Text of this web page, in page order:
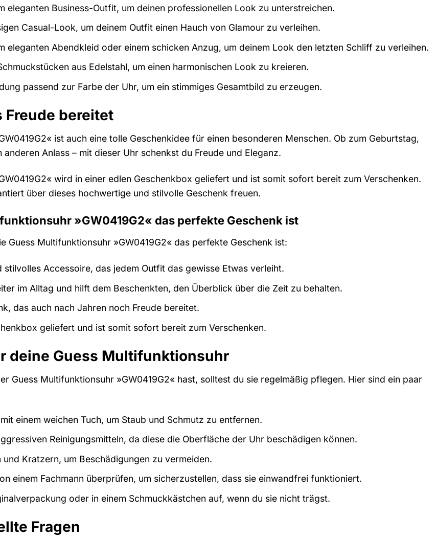
eleganten Business-Outfit, um deinen professionellen Look zu unterstreichen.
Casual-Look, um deinem Outfit einen Hauch von Glamour zu verleihen.
eleganten Abendkleid oder einem schicken Anzug, um deinem Look den letzten Schliff zu verleihen.
aus Edelstahl, um einen harmonischen Look zu kreieren.
passend zur Farbe der Uhr, um ein stimmiges Gesamtbild zu erzeugen.
Freude bereitet
ist auch eine tolle Geschenkidee für einen besonderen Menschen. Ob zum Geburtstag,
Anlass – mit dieser Uhr schenkst du Freude und Eleganz.
wird in einer edlen Geschenkbox geliefert und ist somit sofort bereit zum Verschenken.
über dieses hochwertige und stilvolle Geschenk freuen.
»GW0419G2« das perfekte Geschenk ist
Guess Multifunktionsuhr »GW0419G2« das perfekte Geschenk ist:
stilvolles Accessoire, das jedem Outfit das gewisse Etwas verleiht.
im Alltag und hilft dem Beschenkten, den Überblick über die Zeit zu behalten.
das auch nach Jahren noch Freude bereitet.
geliefert und ist somit sofort bereit zum Verschenken.
deine Guess Multifunktionsuhr
Guess Multifunktionsuhr »GW0419G2« hast, solltest du sie regelmäßig pflegen. Hier sind ein paar
einem weichen Tuch, um Staub und Schmutz zu entfernen.
Reinigungsmitteln, da diese die Oberfläche der Uhr beschädigen können.
Kratzern, um Beschädigungen zu vermeiden.
einem Fachmann überprüfen, um sicherzustellen, dass sie einwandfrei funktioniert.
oder in einem Schmuckkästchen auf, wenn du sie nicht trägst.
Fragen